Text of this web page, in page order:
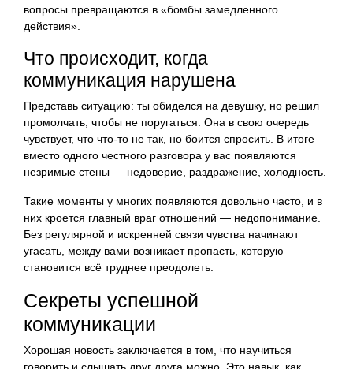
вопросы превращаются в «бомбы замедленного
действия».
Что происходит, когда
коммуникация нарушена
Представь ситуацию: ты обиделся на девушку, но решил
промолчать, чтобы не поругаться. Она в свою очередь
чувствует, что что-то не так, но боится спросить. В итоге
вместо одного честного разговора у вас появляются
незримые стены — недоверие, раздражение, холодность.
Такие моменты у многих появляются довольно часто, и в
них кроется главный враг отношений — недопонимание.
Без регулярной и искренней связи чувства начинают
угасать, между вами возникает пропасть, которую
становится всё труднее преодолеть.
Секреты успешной
коммуникации
Хорошая новость заключается в том, что научиться